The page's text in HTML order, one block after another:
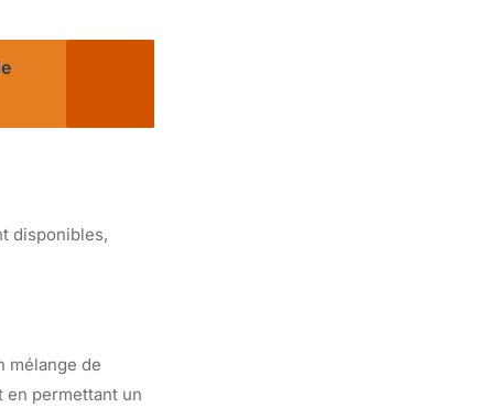
disponibles,
mélange de
en permettant un